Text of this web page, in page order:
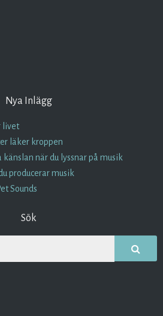
Nya Inlägg
livet
läker kroppen
känslan när du lyssnar på musik
producerar musik
Sounds
Sök